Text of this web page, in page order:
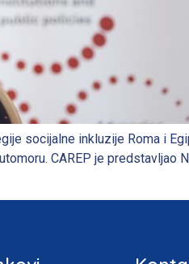
socijalne inkluzije Roma i
CAREP je predstavljao